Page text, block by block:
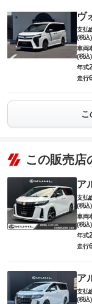
ヴ
支払
(税込
車両
(税込)
年式
走行
こ
この販売店
ア
支払
(税込
車両
(税込)
年式
走行
ア
支払
(税込